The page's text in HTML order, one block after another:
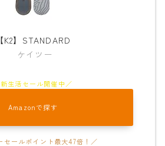
【K2】STANDARD
ケイツー
Amazonで探す